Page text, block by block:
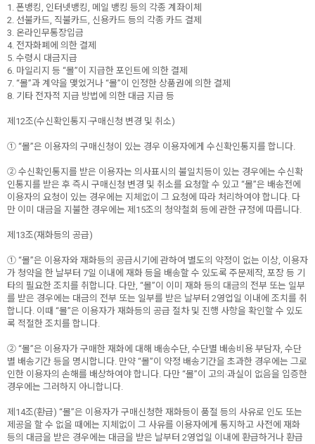
1. 폰뱅킹, 인터넷뱅킹, 메일 뱅킹 등의 각종 계좌이체
2. 선불카드, 직불카드, 신용카드 등의 각종 카드 결제
3. 온라인무통장입금
4. 전자화폐에 의한 결제
5. 수령시 대금지급
6. 마일리지 등 “몰”이 지급한 포인트에 의한 결제
7. “몰”과 계약을 맺었거나 “몰”이 인정한 상품권에 의한 결제
8. 기타 전자적 지급 방법에 의한 대금 지급 등
제12조(수신확인통지·구매신청 변경 및 취소)
① “몰”은 이용자의 구매신청이 있는 경우 이용자에게 수신확인통지를 합니다.
② 수신확인통지를 받은 이용자는 의사표시의 불일치등이 있는 경우에는 수신확
인통지를 받은 후 즉시 구매신청 변경 및 취소를 요청할 수 있고 “몰”은 배송전에
이용자의 요청이 있는 경우에는 지체없이 그 요청에 따라 처리하여야 합니다. 다
만 이미 대금을 지불한 경우에는 제15조의 청약철회 등에 관한 규정에 따릅니다.
제13조(재화등의 공급)
① “몰”은 이용자와 재화등의 공급시기에 관하여 별도의 약정이 없는 이상, 이용자
가 청약을 한 날부터 7일 이내에 재화 등을 배송할 수 있도록 주문제작, 포장 등 기
타의 필요한 조치를 취합니다. 다만, “몰”이 이미 재화 등의 대금의 전부 또는 일부
를 받은 경우에는 대금의 전부 또는 일부를 받은 날부터 2영업일 이내에 조치를 취
합니다. 이때 “몰”은 이용자가 재화등의 공급 절차 및 진행 사항을 확인할 수 있도
록 적절한 조치를 합니다.
② “몰”은 이용자가 구매한 재화에 대해 배송수단, 수단별 배송비용 부담자, 수단
별 배송기간 등을 명시합니다. 만약 “몰”이 약정 배송기간을 초과한 경우에는 그로
인한 이용자의 손해를 배상하여야 합니다. 다만 “몰”이 고의·과실이 없음을 입증한
경우에는 그러하지 아니합니다.
제14조(환급) “몰”은 이용자가 구매신청한 재화등이 품절 등의 사유로 인도 또는
제공을 할 수 없을 때에는 지체없이 그 사유를 이용자에게 통지하고 사전에 재화
등의 대금을 받은 경우에는 대금을 받은 날부터 2영업일 이내에 환급하거나 환급